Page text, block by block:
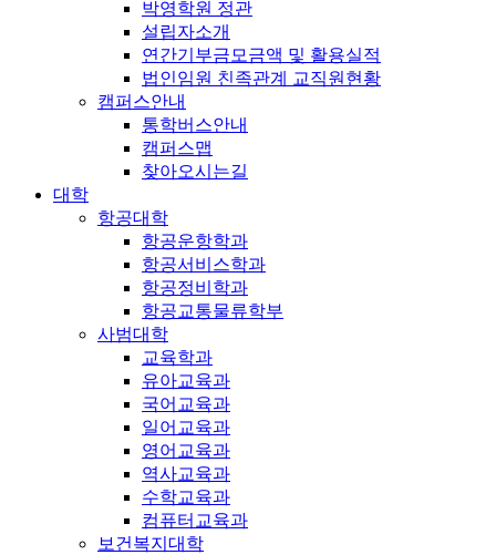
박영학원 정관
설립자소개
연간기부금모금액 및 활용실적
법인임원 친족관계 교직원현황
캠퍼스안내
통학버스안내
캠퍼스맵
찾아오시는길
대학
항공대학
항공운항학과
항공서비스학과
항공정비학과
항공교통물류학부
사범대학
교육학과
유아교육과
국어교육과
일어교육과
영어교육과
역사교육과
수학교육과
컴퓨터교육과
보건복지대학